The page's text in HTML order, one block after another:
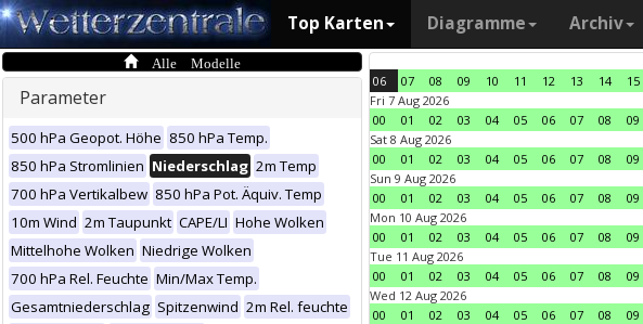
Top Karten Diagramme Archiv
Alle Modelle
Parameter
500 hPa Geopot. Höhe 850 hPa Temp.
850 hPa Stromlinien Niederschlag 2m Temp
700 hPa Vertikalbew 850 hPa Pot. Äquiv. Temp
10m Wind 2m Taupunkt CAPE/LI Hohe Wolken
Mittelhohe Wolken Niedrige Wolken
700 hPa Rel. Feuchte Min/Max Temp.
Gesamtniederschlag Spitzenwind 2m Rel. feuchte
06 07 08 09 10 11 12 13 14 15
Fri 7 Aug 2026
00
01 02 03 04 05 06 07 08 09
Sat 8 Aug 2026
00
01 02 03 04 05 06 07 08 09
Sun 9 Aug 2026
00
01 02 03 04 05 06 07 08 09
Mon 10 Aug 2026
00
01 02 03 04 05 06 07 08 09
Tue 11 Aug 2026
00
01 02 03 04 05 06 07 08 09
Wed 12 Aug 2026
00
01 02 03 04 05 06 07 08 09